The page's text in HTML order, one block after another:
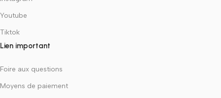
Youtube
Tiktok
Lien important
Foire aux questions
Moyens de paiement